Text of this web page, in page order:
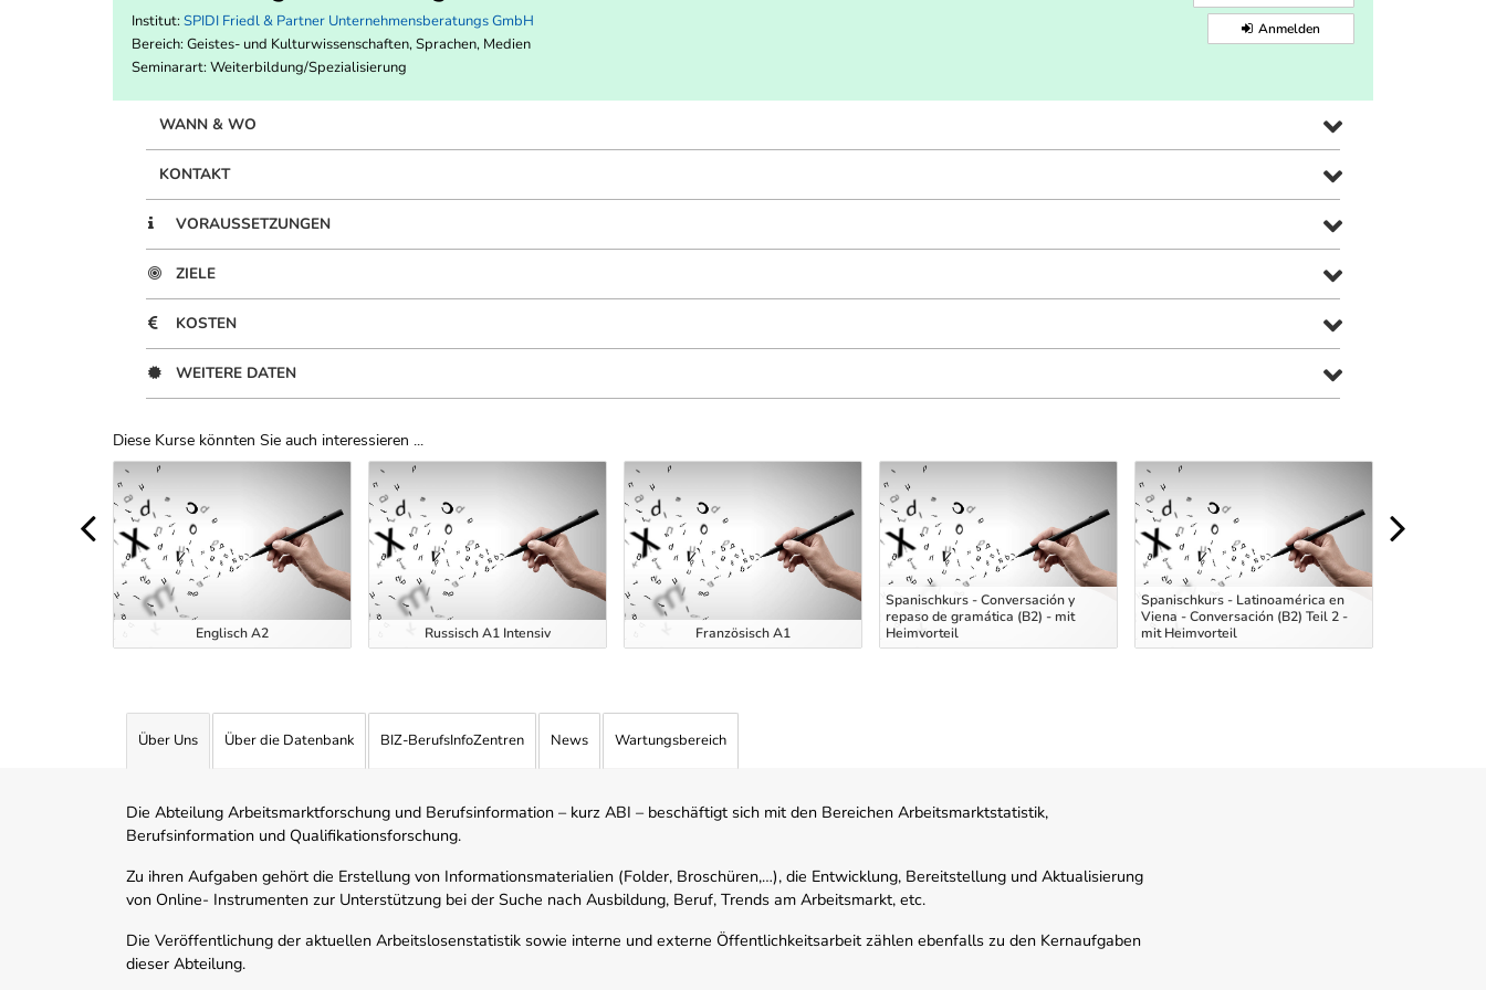
Institut: SPIDI Friedl & Partner Unternehmensberatungs GmbH
Bereich: Geistes- und Kulturwissenschaften, Sprachen, Medien
Seminarart: Weiterbildung/Spezialisierung
Anmelden
WANN & WO
KONTAKT
VORAUSSETZUNGEN
ZIELE
KOSTEN
WEITERE DATEN
Diese Kurse könnten Sie auch interessieren ...
Uber Weiterbildungsvorschläge
Englisch A2 Russisch A1 Intensiv Französisch A1
Spanischkurs - Conversación y
repaso de gramática (B2) - mit
Heimvorteil
Spanischkurs - Latinoamérica en
Viena - Conversación (B2) Teil 2 -
mit Heimvorteil
Über Uns Über die Datenbank BIZ-BerufsInfoZentren News Wartungsbereich
Die Abteilung Arbeitsmarktforschung und Berufsinformation – kurz ABI – beschäftigt sich mit den Bereichen Arbeitsmarktstatistik,
Berufsinformation und Qualifikationsforschung.
Zu ihren Aufgaben gehört die Erstellung von Informationsmaterialien (Folder, Broschüren,…), die Entwicklung, Bereitstellung und Aktualisierung
von Online- Instrumenten zur Unterstützung bei der Suche nach Ausbildung, Beruf, Trends am Arbeitsmarkt, etc.
Die Veröffentlichung der aktuellen Arbeitslosenstatistik sowie interne und externe Öffentlichkeitsarbeit zählen ebenfalls zu den Kernaufgaben
dieser Abteilung.